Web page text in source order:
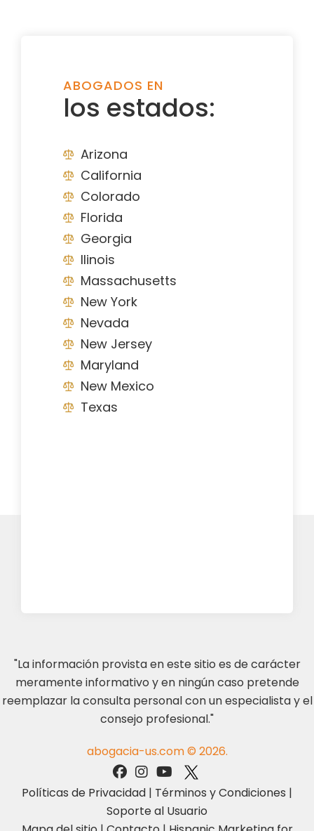
ABOGADOS EN
los estados:
Arizona
California
Colorado
Florida
Georgia
Ilinois
Massachusetts
New York
Nevada
New Jersey
Maryland
New Mexico
Texas
"La información provista en este sitio es de carácter
meramente informativo y en ningún caso pretende
reemplazar la consulta personal con un especialista y el
consejo profesional."
abogacia-us.com © 2026.
Políticas de Privacidad | Términos y Condiciones |
Soporte al Usuario